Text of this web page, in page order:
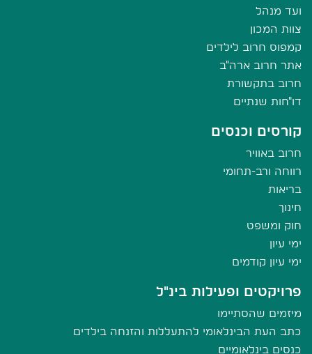
ועד מנהל
צוות המכון
קמפוס חרוב לילדים
אתר חרוב ארה"ב
חרוב בתקשורת
דו"חות שנתיים
קורסים וכנסים
חרוב באוויר
רווחה ורב-תחומי
בריאות
חינוך
חוק ומשפט
ימי עיון
ימי עיון קודמים
פרויקטים ופעילות בינ"ל
מיזמים שהסתיימו
כתב העת הבינלאומי להתעללות והזנחה בילדים
כנסים בינלאומיים